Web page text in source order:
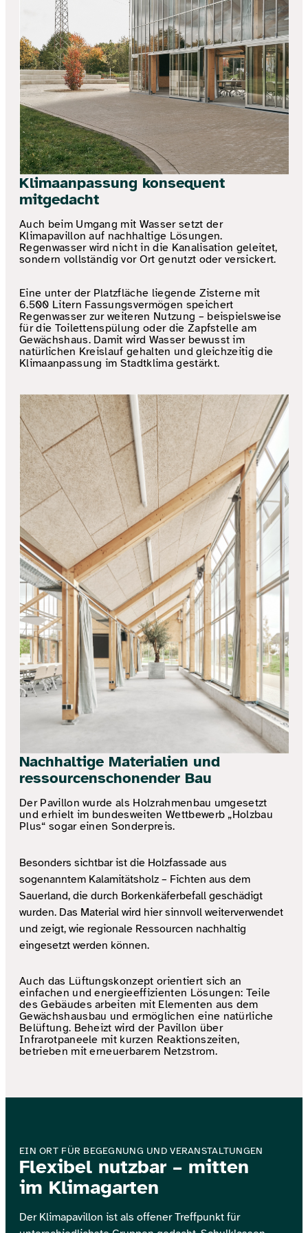
Klimaanpassung konsequent
mitgedacht
Auch beim Umgang mit Wasser setzt der
Klimapavillon auf nachhaltige Lösungen.
Regenwasser wird nicht in die Kanalisation geleitet,
sondern vollständig vor Ort genutzt oder versickert.
Eine unter der Platzfläche liegende Zisterne mit
6.500 Litern Fassungsvermögen speichert
Regenwasser zur weiteren Nutzung – beispielsweise
für die Toilettenspülung oder die Zapfstelle am
Gewächshaus. Damit wird Wasser bewusst im
natürlichen Kreislauf gehalten und gleichzeitig die
Klimaanpassung im Stadtklima gestärkt.
Nachhaltige Materialien und
ressourcenschonender Bau
Der Pavillon wurde als Holzrahmenbau umgesetzt
und erhielt im bundesweiten Wettbewerb „Holzbau
Plus“ sogar einen Sonderpreis.
Besonders sichtbar ist die Holzfassade aus
sogenanntem Kalamitätsholz – Fichten aus dem
Sauerland, die durch Borkenkäferbefall geschädigt
wurden. Das Material wird hier sinnvoll weiterverwendet
und zeigt, wie regionale Ressourcen nachhaltig
eingesetzt werden können.
Auch das Lüftungskonzept orientiert sich an
einfachen und energieeffizienten Lösungen: Teile
des Gebäudes arbeiten mit Elementen aus dem
Gewächshausbau und ermöglichen eine natürliche
Belüftung. Beheizt wird der Pavillon über
Infrarotpaneele mit kurzen Reaktionszeiten,
betrieben mit erneuerbarem Netzstrom.
EIN ORT FÜR BEGEGNUNG UND VERANSTALTUNGEN
Flexibel nutzbar – mitten
im Klimagarten
Der Klimapavillon ist als offener Treffpunkt für